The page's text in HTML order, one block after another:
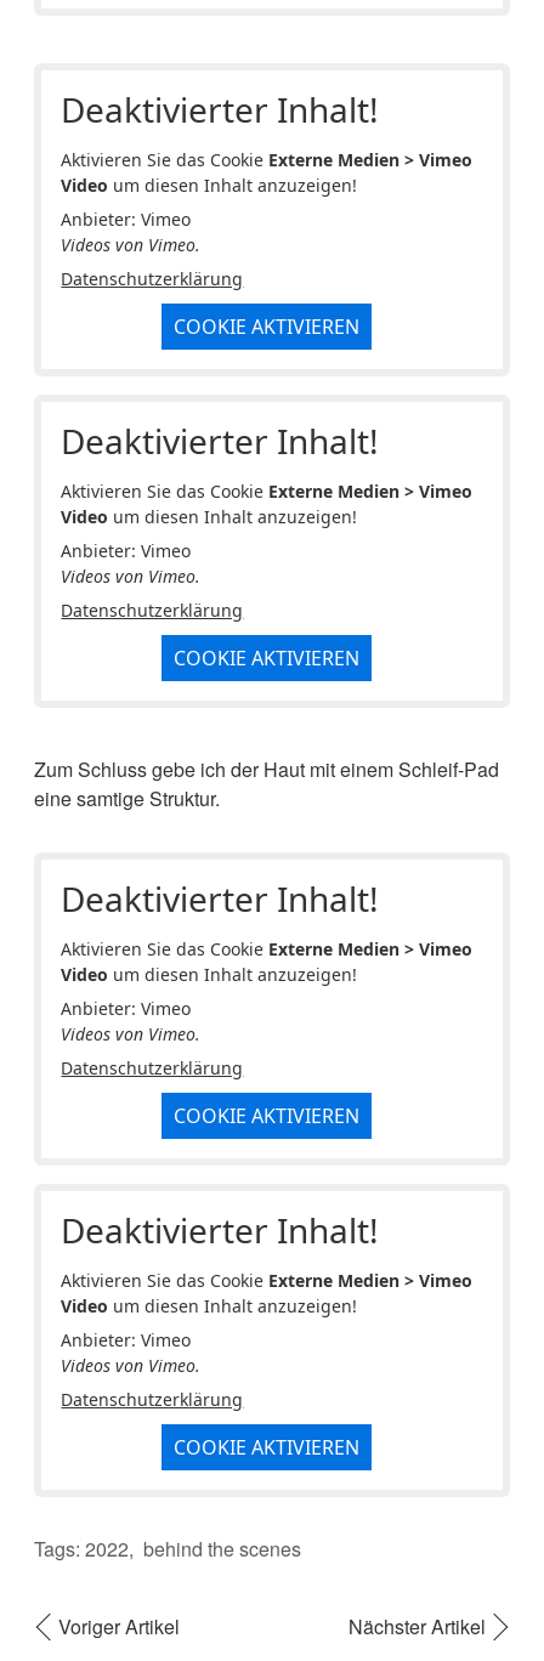
Deaktivierter Inhalt!
Aktivieren Sie das Cookie Externe Medien > Vimeo
Video um diesen Inhalt anzuzeigen!
Anbieter: Vimeo
Videos von Vimeo.
Datenschutzerklärung
COOKIE AKTIVIEREN
Deaktivierter Inhalt!
Aktivieren Sie das Cookie Externe Medien > Vimeo
Video um diesen Inhalt anzuzeigen!
Anbieter: Vimeo
Videos von Vimeo.
Datenschutzerklärung
COOKIE AKTIVIEREN
Zum Schluss gebe ich der Haut mit einem Schleif-Pad
eine samtige Struktur.
Deaktivierter Inhalt!
Aktivieren Sie das Cookie Externe Medien > Vimeo
Video um diesen Inhalt anzuzeigen!
Anbieter: Vimeo
Videos von Vimeo.
Datenschutzerklärung
COOKIE AKTIVIEREN
Deaktivierter Inhalt!
Aktivieren Sie das Cookie Externe Medien > Vimeo
Video um diesen Inhalt anzuzeigen!
Anbieter: Vimeo
Videos von Vimeo.
Datenschutzerklärung
COOKIE AKTIVIEREN
Tags:2022 behind the scenes
Voriger Artikel Nächster Artikel